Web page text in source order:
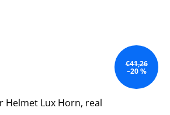
€41,26
–20 %
Helmet Lux Horn, real